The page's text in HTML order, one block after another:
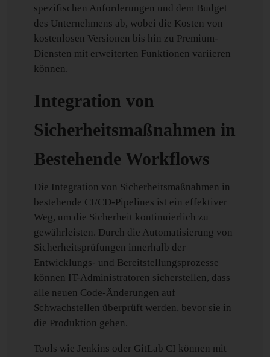
spezifischen Anforderungen und dem Budget
des Unternehmens ab, wobei die Kosten von
kostenlosen Versionen bis hin zu Premium-
Diensten mit erweiterten Funktionen variieren
können.
Integration von
Sicherheitsmaßnahmen in
Bestehende Workflows
Die Integration von Sicherheitsmaßnahmen in
bestehende CI/CD-Pipelines ist ein effektiver
Weg, um die Sicherheit kontinuierlich zu
gewährleisten. Durch die Automatisierung von
Sicherheitsprüfungen innerhalb der
Entwicklungs- und Bereitstellungsprozesse
können IT-Administratoren sicherstellen, dass
alle neuen Code-Änderungen auf
Schwachstellen überprüft werden, bevor sie in
die Produktion gehen.
Tools wie Jenkins oder GitLab CI können mit